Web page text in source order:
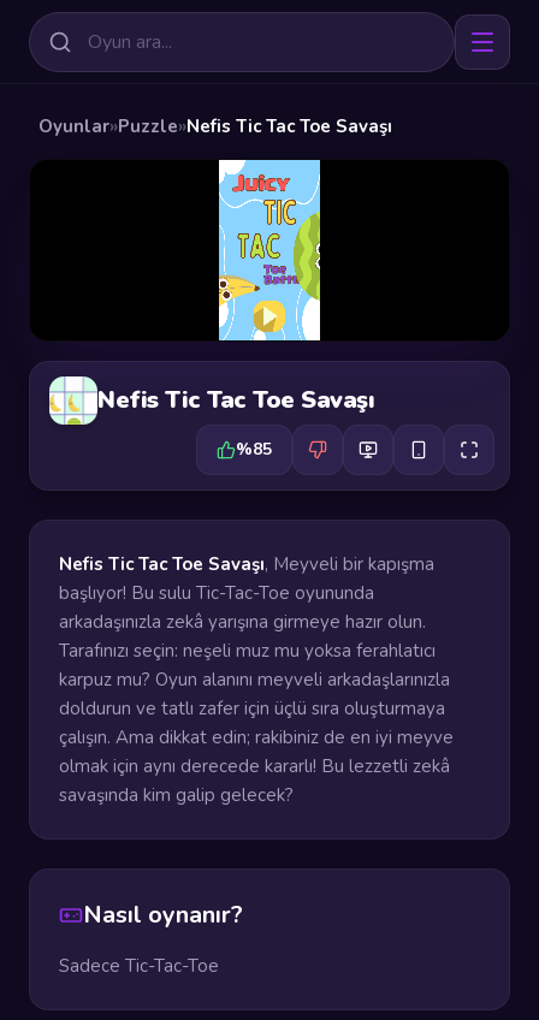
Oyunlar»Puzzle»Nefis Tic Tac Toe Savaşı
Nefis Tic Tac Toe Savaşı
%85
Nefis Tic Tac Toe Savaşı, Meyveli bir kapışma
başlıyor! Bu sulu Tic-Tac-Toe oyununda
arkadaşınızla zekâ yarışına girmeye hazır olun.
Tarafınızı seçin: neşeli muz mu yoksa ferahlatıcı
karpuz mu? Oyun alanını meyveli arkadaşlarınızla
doldurun ve tatlı zafer için üçlü sıra oluşturmaya
çalışın. Ama dikkat edin; rakibiniz de en iyi meyve
olmak için aynı derecede kararlı! Bu lezzetli zekâ
savaşında kim galip gelecek?
Nasıl oynanır?
Sadece Tic-Tac-Toe